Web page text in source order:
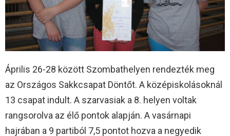
Április 26-28 között Szombathelyen rendezték meg
az Országos Sakkcsapat Döntőt. A középiskolásoknál
13 csapat indult. A szarvasiak a 8. helyen voltak
rangsorolva az élő pontok alapján. A vasárnapi
hajrában a 9 partiból 7,5 pontot hozva a negyedik